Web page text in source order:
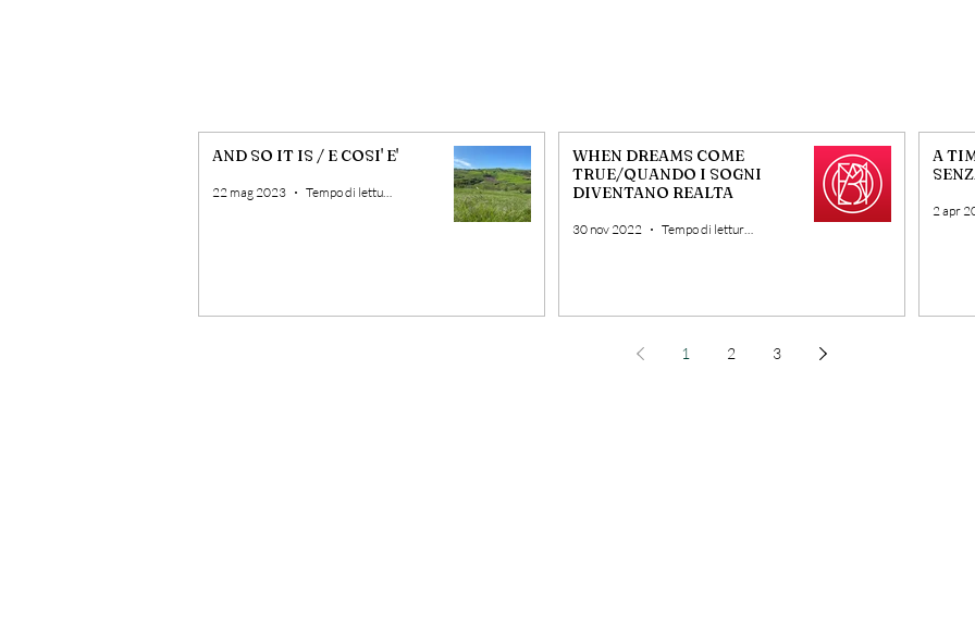
AND SO IT IS / E COSI' E'
22 mag 2023 Tempo di lettura: 3 min
WHEN DREAMS COME
TRUE/QUANDO I SOGNI
DIVENTANO REALTA
30 nov 2022 Tempo di lettura: 3 min
A
2 apr
1 2 3